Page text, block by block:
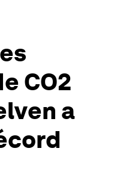
CO2
a